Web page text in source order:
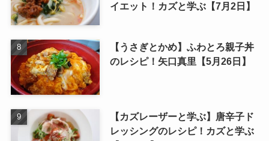
イエット！カズと学ぶ【7月2日】
【うさぎとかめ】ふわとろ親子丼
のレシピ！矢口真里【5月26日】
【カズレーザーと学ぶ】唐辛子ド
レッシングのレシピ！カズと学ぶ